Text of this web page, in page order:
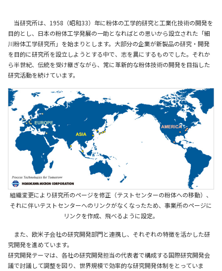
IR情報
サステナビリティ
採用情報
会社情報
お問い合わせ
当研究所は、1958（昭和33）年に粉体の工学的研究と工業化技術の開発を
目的とし、日本の粉体工学発展の一助となればとの思いから設立された「細
川粉体工学研究所」を始まりとします。大部分の企業が新製品の研究・開発
を目的に研究所を設立しようとする中で、志を異にするものでした。それか
ら半世紀、伝統を受け継ぎながら、常に革新的な粉体技術の開発を目指した
研究活動を続けています。
組織変更により研究所のページを修正（テストセンターの粉体への移動）、
それに伴いテストセンターへのリンクがなくなったため、事業所のページに
リンクを作成、飛べるように設定。
また、欧米子会社の研究開発部門と連携し、それぞれの特徴を活かした研
究開発を進めています。
研究開発テーマは、各社の研究開発担当の代表者で構成する国際研究開発会
議で討議して調整を図り、世界規模で効率的な研究開発体制をとっていま